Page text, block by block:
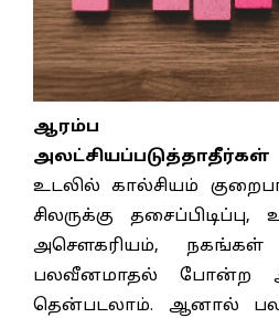
ஆரம்ப
அலட்சியப்படுத்தாதீர்கள்
உடலில் கால்சியம்
சிலருக்கு
அசௌகரியம்,
பலவீனமாதல் போன்ற
தென்படலாம். ஆனால்